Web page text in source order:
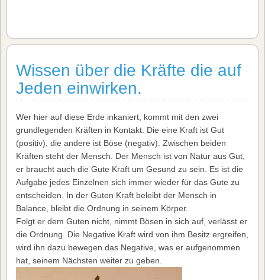
Wissen über die Kräfte die auf
Jeden einwirken.
Wer hier auf diese Erde inkaniert, kommt mit den zwei
grundlegenden Kräften in Kontakt. Die eine Kraft ist Gut
(positiv), die andere ist Böse (negativ). Zwischen beiden
Kräften steht der Mensch. Der Mensch ist von Natur aus Gut,
er braucht auch die Gute Kraft um Gesund zu sein. Es ist die
Aufgabe jedes Einzelnen sich immer wieder für das Gute zu
entscheiden. In der Guten Kraft beleibt der Mensch in
Balance, bleibt die Ordnung in seinem Körper.
Folgt er dem Guten nicht, nimmt Bösen in sich auf, verlässt er
die Ordnung. Die Negative Kraft wird von ihm Besitz ergreifen,
wird ihn dazu bewegen das Negative, was er aufgenommen
hat, seinem Nächsten weiter zu geben.